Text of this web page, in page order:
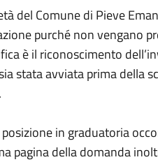
del Comune di Pieve
purché non vengano
è il riconoscimento
stata avviata prima della
in graduatoria
pagina della domanda